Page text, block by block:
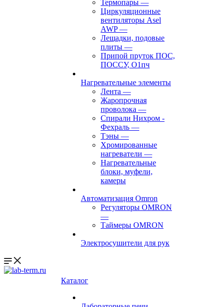
Термопары —
Циркуляционные
вентиляторы Asel
AWP—
Лещадки, подовые
плиты —
Припой пруток ПОС,
ПОССУ, О1пч
Нагревательные элементы
Лента —
Жаропрочная
проволока —
Спирали Нихром -
Фехраль —
Тэны —
Хромированные
нагреватели —
Нагревательные
блоки, муфели,
камеры
Автоматизация Omron
Регуляторы OMRON
—
Таймеры OMRON
Электросушители для рук
Каталог